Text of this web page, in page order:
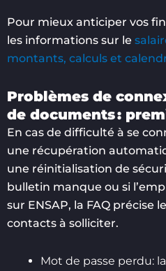
Pour mieux anticiper vos
les informations sur le
montants, calculs et
Problèmes de
de documents :
En cas de difficulté à se
une récupération
une réinitialisation de
bulletin manque ou si
sur ENSAP, la FAQ précise
contacts à solliciter.
Mot de passe perdu: